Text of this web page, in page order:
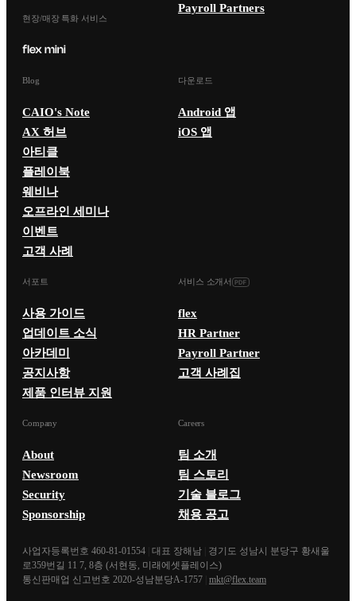
현장/매장 특화 서비스
Payroll Partners
Blog
CAIO's Note
AX 허브
아티클
플레이북
웨비나
오프라인 세미나
이벤트
고객 사례
다운로드
Android 앱
iOS 앱
서포트
사용 가이드
업데이트 소식
아카데미
공지사항
제품 인터뷰 지원
서비스 소개서
flex
HR Partner
Payroll Partner
고객 사례집
Company
About
Newsroom
Security
Sponsorship
Careers
팀 소개
팀 스토리
기술 블로그
채용 공고
사업자등록번호 460-81-01554 대표 장해남
경기도 성남시 분당구 황새울
로359번길 11 7, 8층 (서현동, 미래에셋플레이스)
통신판매업 신고번호 2020-성남분당A-1757 mkt@flex.team